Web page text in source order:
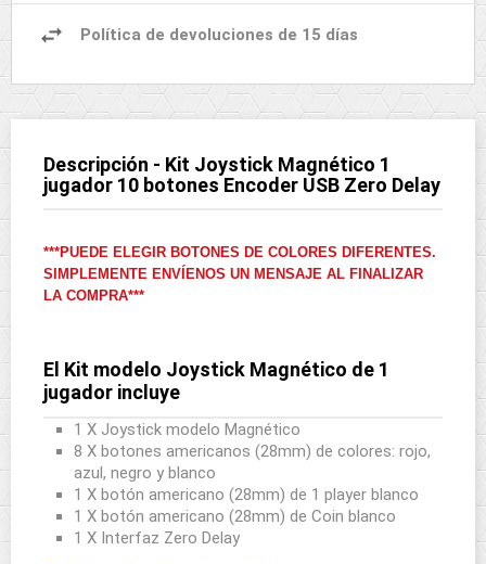
Política de devoluciones de 15 días
Descripción - Kit Joystick Magnético 1
jugador 10 botones Encoder USB Zero Delay
***PUEDE ELEGIR BOTONES DE COLORES DIFERENTES.
SIMPLEMENTE ENVÍENOS UN MENSAJE AL FINALIZAR
LA COMPRA***
El Kit modelo Joystick Magnético de 1
jugador incluye
1 X Joystick modelo Magnético
8 X botones americanos (28mm) de colores: rojo,
azul, negro y blanco
1 X botón americano (28mm) de 1 player blanco
1 X botón americano (28mm) de Coin blanco
1 X Interfaz Zero Delay